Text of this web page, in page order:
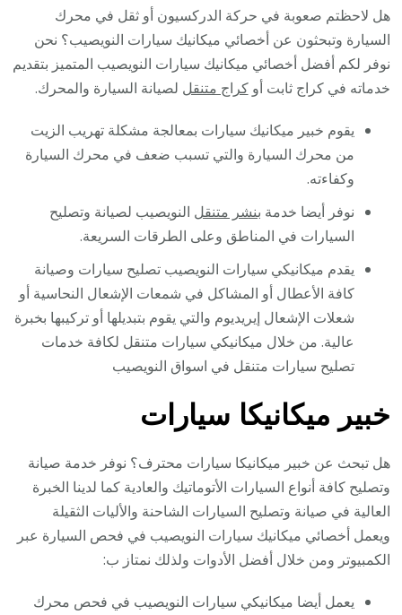
هل لاحظتم صعوبة في حركة الدركسيون أو ثقل في محرك
السيارة وتبحثون عن أخصائي ميكانيك سيارات النويصيب؟ نحن
نوفر لكم أفضل أخصائي ميكانيك سيارات النويصيب المتميز بتقديم
خدماته في كراج ثابت أوكراج متنقل لصيانة السيارة والمحرك.
يقوم خبير ميكانيك سيارات بمعالجة مشكلة تهريب الزيت
من محرك السيارة والتي تسبب ضعف في محرك السيارة
وكفاءته.
نوفر أيضا خدمة بنشر متنقل النويصيب لصيانة وتصليح
السيارات في المناطق وعلى الطرقات السريعة.
يقدم ميكانيكي سيارات النويصيب تصليح سيارات وصيانة
كافة الأعطال أو المشاكل في شمعات الإشعال النحاسية أو
شعلات الإشعال إيريديوم والتي يقوم بتبديلها أو تركيبها بخبرة
عالية. من خلال ميكانيكي سيارات متنقل لكافة خدمات
تصليح سيارات متنقل في اسواق النويصيب
خبير ميكانيكا سيارات
هل تبحث عن خبير ميكانيكا سيارات محترف؟ نوفر خدمة صيانة
وتصليح كافة أنواع السيارات الأتوماتيك والعادية كما لدينا الخبرة
العالية في صيانة وتصليح السيارات الشاحنة والأليات الثقيلة
ويعمل أخصائي ميكانيك سيارات النويصيب في فحص السيارة عبر
الكمبيوتر ومن خلال أفضل الأدوات ولذلك نمتاز ب:
يعمل أيضا ميكانيكي سيارات النويصيب في فحص محرك